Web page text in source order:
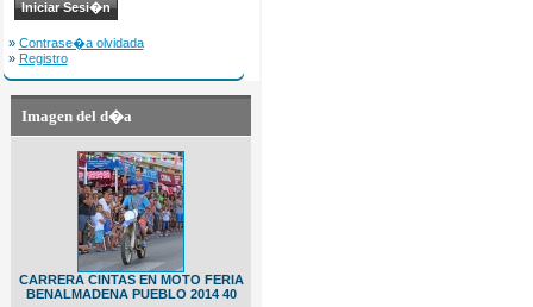
» Contrase�a olvidada
» Registro
Imagen del d�a
CARRERA CINTAS EN MOTO FERIA
BENALMADENA PUEBLO 2014 40